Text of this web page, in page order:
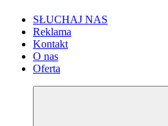
SŁUCHAJ NAS
Reklama
Kontakt
O nas
Oferta